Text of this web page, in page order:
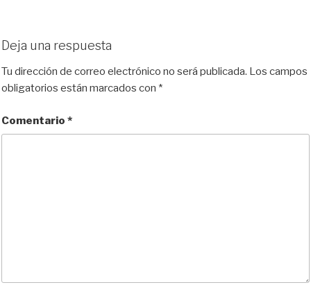
Deja una respuesta
Tu dirección de correo electrónico no será publicada. Los campos
obligatorios están marcados con *
Comentario *